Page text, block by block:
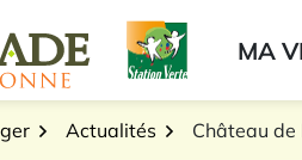
sur GaronneMA
Actualités Château de